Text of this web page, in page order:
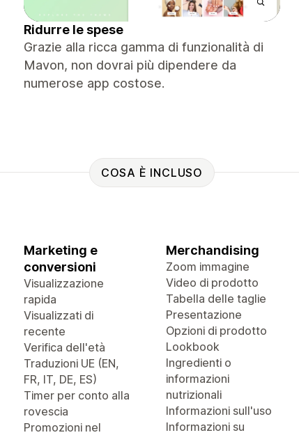
Ridurre le spese
Grazie alla ricca gamma di funzionalità di
Mavon, non dovrai più dipendere da
numerose app costose.
COSA È INCLUSO
Marketing e
conversioni
Visualizzazione
rapida
Visualizzati di
recente
Verifica dell'età
Traduzioni UE (EN,
FR, IT, DE, ES)
Timer per conto alla
rovescia
Promozioni nel
Merchandising
Zoom immagine
Video di prodotto
Tabella delle taglie
Presentazione
Opzioni di prodotto
Lookbook
Ingredienti o
informazioni
nutrizionali
Informazioni sull'uso
Informazioni su